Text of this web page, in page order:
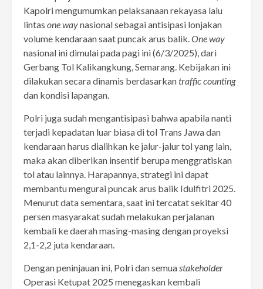
Kapolri mengumumkan pelaksanaan rekayasa lalu
lintas one waynasional sebagai antisipasi lonjakan
volume kendaraan saat puncak arus balik.One way
nasional ini dimulai pada pagi ini (6/3/2025), dari
Gerbang Tol Kalikangkung, Semarang. Kebijakan ini
dilakukan secara dinamis berdasarkantraffic counting
dan kondisi lapangan.
Polri juga sudah mengantisipasi bahwa apabila nanti
terjadi kepadatan luar biasa di tol Trans Jawa dan
kendaraan harus dialihkan ke jalur-jalur tol yang lain,
maka akan diberikan insentif berupa menggratiskan
tol atau lainnya. Harapannya, strategi ini dapat
membantu mengurai puncak arus balik Idulfitri 2025.
Menurut data sementara, saat ini tercatat sekitar 40
persen masyarakat sudah melakukan perjalanan
kembali ke daerah masing-masing dengan proyeksi
2,1-2,2 juta kendaraan.
Dengan peninjauan ini, Polri dan semuastakeholder
Operasi Ketupat 2025 menegaskan kembali